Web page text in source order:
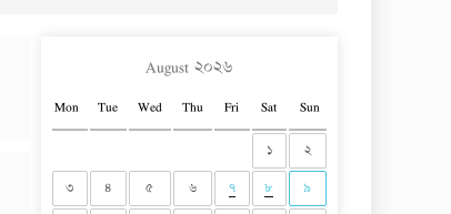
August ২০২৬
Mon Tue Wed Thu Fri Sat Sun
১
২
৩
৪ ৫ ৬ ৭ ৮
৯